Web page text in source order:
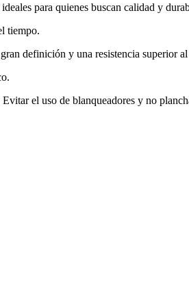
para quienes buscan calidad y
tiempo.
definición y una resistencia superior
el uso de blanqueadores y no